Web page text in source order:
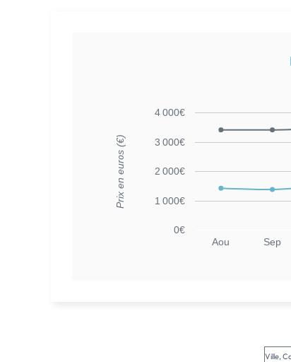
Aou Sep
0€
1 000€
2 000€
3 000€
4 000€
Prix en euros (€)
Ville,